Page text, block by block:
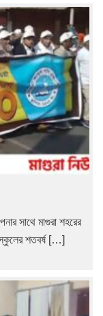
সাথে মাগুরা শহরের
শতবর্ষ […]